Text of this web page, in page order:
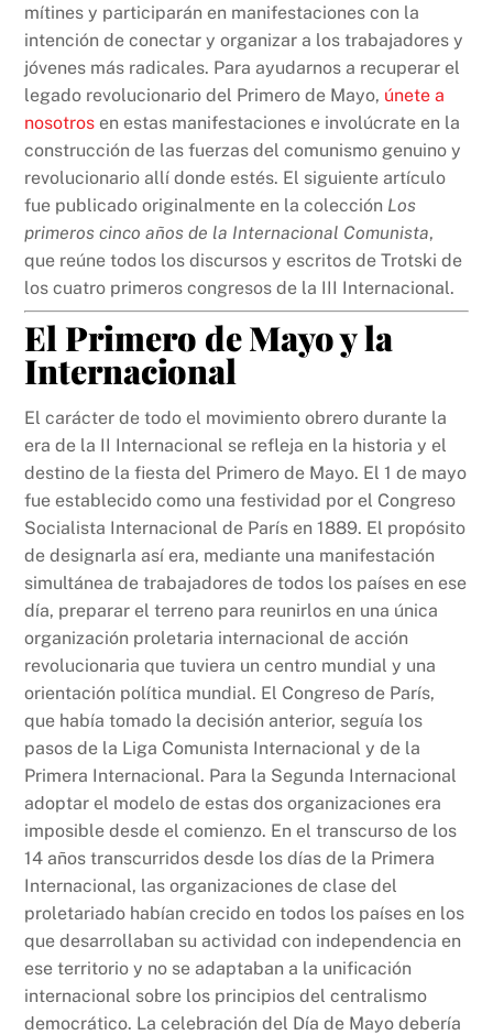
mítines y participarán en manifestaciones con la
intención de conectar y organizar a los trabajadores y
jóvenes más radicales. Para ayudarnos a recuperar el
legado revolucionario del Primero de Mayo, únete a
nosotros en estas manifestaciones e involúcrate en la
construcción de las fuerzas del comunismo genuino y
revolucionario allí donde estés. El siguiente artículo
fue publicado originalmente en la colección Los
primeros cinco años de la Internacional Comunista,
que reúne todos los discursos y escritos de Trotski de
los cuatro primeros congresos de la III Internacional.
El Primero de Mayo y la
Internacional
El carácter de todo el movimiento obrero durante la
era de la II Internacional se refleja en la historia y el
destino de la fiesta del Primero de Mayo. El 1 de mayo
fue establecido como una festividad por el Congreso
Socialista Internacional de París en 1889. El propósito
de designarla así era, mediante una manifestación
simultánea de trabajadores de todos los países en ese
día, preparar el terreno para reunirlos en una única
organización proletaria internacional de acción
revolucionaria que tuviera un centro mundial y una
orientación política mundial. El Congreso de París,
que había tomado la decisión anterior, seguía los
pasos de la Liga Comunista Internacional y de la
Primera Internacional. Para la Segunda Internacional
adoptar el modelo de estas dos organizaciones era
imposible desde el comienzo. En el transcurso de los
14 años transcurridos desde los días de la Primera
Internacional, las organizaciones de clase del
proletariado habían crecido en todos los países en los
que desarrollaban su actividad con independencia en
ese territorio y no se adaptaban a la unificación
internacional sobre los principios del centralismo
democrático. La celebración del Día de Mayo debería